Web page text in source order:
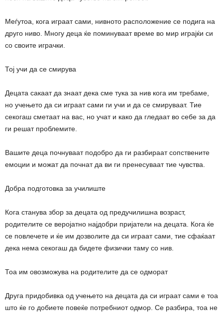
Меѓутоа, кога играат сами, нивното расположение се подига на
друго ниво. Многу деца ќе поминуваат време во мир играјќи си
со своите играчки.
Тој учи да се смирува
Децата сакаат да знаат дека сме тука за нив кога им требаме,
но учењето да си играат сами ги учи и да се смируваат. Тие
секогаш сметаат на вас, но учат и како да гледаат во себе за да
ги решат проблемите.
Вашите деца почнуваат подобро да ги разбираат сопствените
емоции и можат да почнат да ви ги пренесуваат тие чувства.
Добра подготовка за училиште
Кога станува збор за децата од предучилишна возраст,
родителите се веројатно најдобри пријатели на децата. Кога ќе
се повлечете и ќе им дозволите да си играат сами, тие сфаќаат
дека нема секогаш да бидете физички таму со нив.
Тоа им овозможува на родителите да се одморат
Друга придобивка од учењето на децата да си играат сами е тоа
што ќе го добиете повеќе потребниот одмор. Се разбира, тоа не